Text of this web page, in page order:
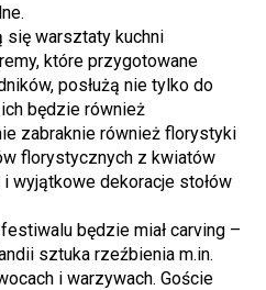
warsztaty kuchni
które przygotowane
posłużą nie tylko do
będzie również
zabraknie również florystyki
florystycznych z kwiatów
wyjątkowe dekoracje stołów
będzie miał carving –
sztuka rzeźbienia m.in.
i warzywach. Goście